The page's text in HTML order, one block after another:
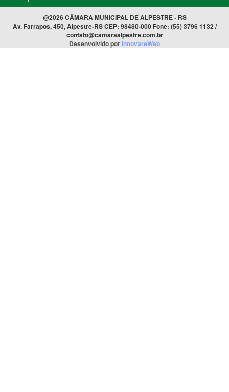
@2026 CÂMARA MUNICIPAL DE ALPESTRE - RS
Av. Farrapos, 450, Alpestre-RS CEP: 98480-000 Fone: (55) 3796 1132 /
contato@camaraalpestre.com.br
Desenvolvido porInnovareWeb